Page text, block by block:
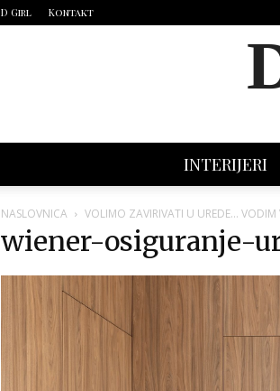
D Girl Kontakt
INTERIJERI
NASLOVNICA VOLIMO ZAVIRIVATI U UREDE… VODIM
wiener-osiguranje-